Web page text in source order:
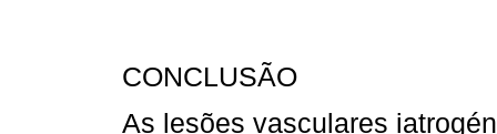
CONCLUSÃO
As lesões vasculares